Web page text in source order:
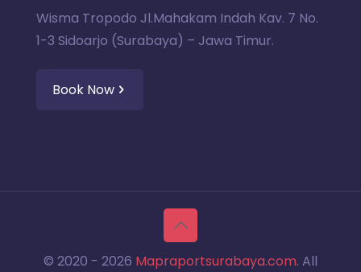
Wisma Tropodo Jl.Mahakam Indah Kav. 7 No.
1-3 Sidoarjo (Surabaya) – Jawa Timur.
Book Now
© 2020 - 2026 Mapraportsurabaya.com. All